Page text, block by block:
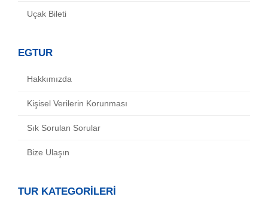
Uçak Bileti
EGTUR
Hakkımızda
Kişisel Verilerin Korunması
Sık Sorulan Sorular
Bize Ulaşın
TUR KATEGORİLERİ